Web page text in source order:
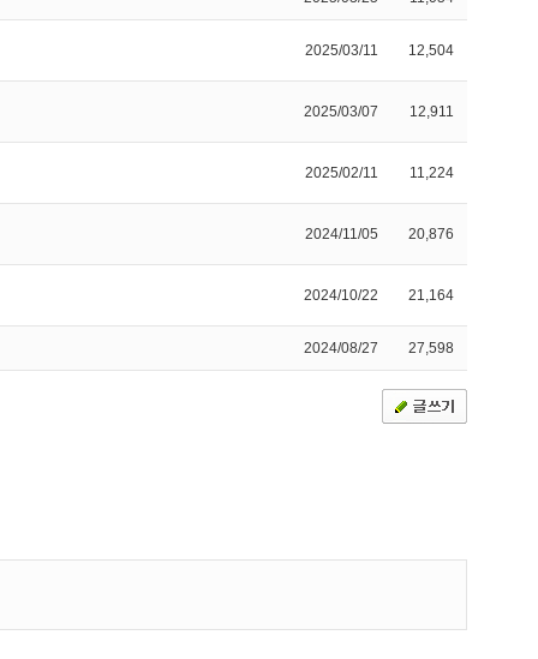
2025/03/11 12,504
2025/03/07 12,911
2025/02/11 11,224
2024/11/05 20,876
2024/10/22 21,164
2024/08/27 27,598